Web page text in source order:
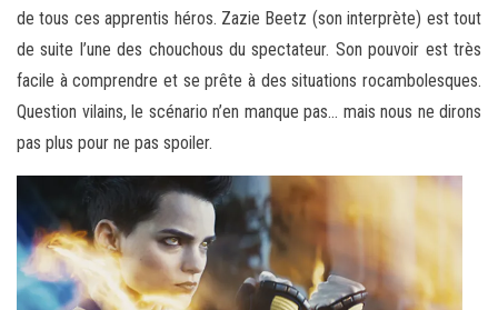
de tous ces apprentis héros. Zazie Beetz (son interprète) est tout
de suite l’une des chouchous du spectateur. Son pouvoir est très
facile à comprendre et se prête à des situations rocambolesques.
Question vilains, le scénario n’en manque pas… mais nous ne dirons
pas plus pour ne pas spoiler.